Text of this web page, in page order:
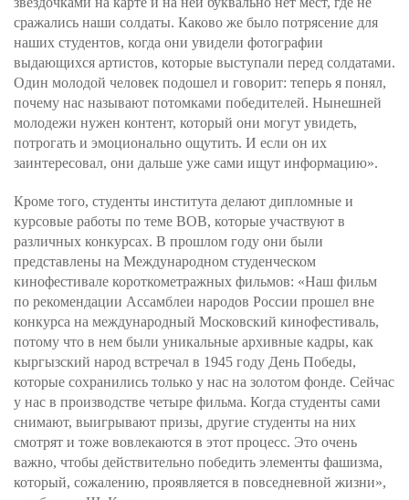
сражались наши солдаты. Каково же было потрясение для
наших студентов, когда они увидели фотографии
выдающихся артистов, которые выступали перед солдатами.
Один молодой человек подошел и говорит: теперь я понял,
почему нас называют потомками победителей. Нынешней
молодежи нужен контент, который они могут увидеть,
потрогать и эмоционально ощутить. И если он их
заинтересовал, они дальше уже сами ищут информацию».
Кроме того, студенты института делают дипломные и
курсовые работы по теме ВОВ, которые участвуют в
различных конкурсах. В прошлом году они были
представлены на Международном студенческом
кинофестивале короткометражных фильмов: «Наш фильм
по рекомендации Ассамблеи народов России прошел вне
конкурса на международный Московский кинофестиваль,
потому что в нем были уникальные архивные кадры, как
кыргызский народ встречал в 1945 году День Победы,
которые сохранились только у нас на золотом фонде. Сейчас
у нас в производстве четыре фильма. Когда студенты сами
снимают, выигрывают призы, другие студенты на них
смотрят и тоже вовлекаются в этот процесс. Это очень
важно, чтобы действительно победить элементы фашизма,
который, сожалению, проявляется в повседневной жизни»,